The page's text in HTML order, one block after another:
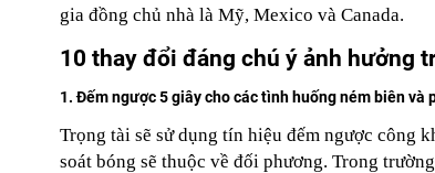
gia đồng chủ nhà là Mỹ, Mexico và Canada.
10 thay đổi đáng chú ý ảnh hưởng
1. Đếm ngược 5 giây cho các tình huống ném biên và
Trọng tài sẽ sử dụng tín hiệu đếm ngược công
soát bóng sẽ thuộc về đối phương. Trong